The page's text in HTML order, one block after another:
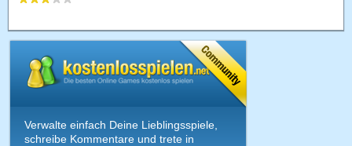
Verwalte einfach Deine Lieblingsspiele,
schreibe Kommentare und trete in